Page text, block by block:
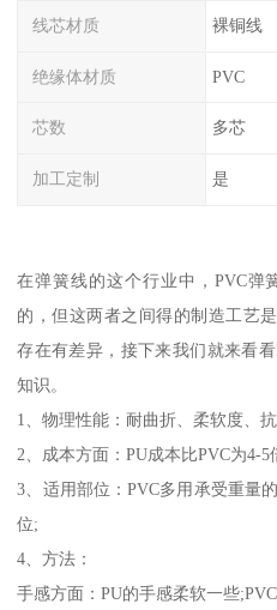
线芯材质 裸铜线
绝缘体材质 PVC
芯数 多芯
加工定制 是
在弹簧线的这个行业中，PVC弹
的，但这两者之间得的制造工艺
存在有差异，接下来我们就来看
知识。
1、物理性能：耐曲折、柔软度、
2、成本方面：PU成本比PVC为4-5
3、适用部位：PVC多用承受重量
位;
4、方法：
手感方面：PU的手感柔软一些